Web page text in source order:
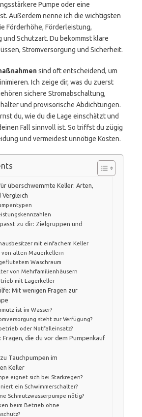
Pumpe oder eine
Außerdem nenne ich die wichtigsten
Förderhöhe, Förderleistung,
Schutzart. Du bekommst klare
Stromversorgung und Sicherheit.
sind oft entscheidend, um
Ich zeige dir, was du zuerst
sichere Stromabschaltung,
und provisorische Abdichtungen.
du, wie du die Lage einschätzt und
Fall sinnvoll ist. So triffst du zügig
und vermeidest unnötige Kosten.
überschwemmte Keller: Arten,
Vergleich
zu dir: Zielgruppen und
mit einfachem Keller
von alten Mauerkellern
Waschraum
von Mehrfamilienhäusern
mit Lagerkeller
Mit wenigen Fragen zur
ist im Wasser?
steht zur Verfügung?
oder Notfalleinsatz?
Fragen, die du vor dem Pumpenkauf
Tauchpumpen im
Keller
eignet sich bei Starkregen?
ein Schwimmerschalter?
Schmutzwasserpumpe nötig?
beim Betrieb ohne